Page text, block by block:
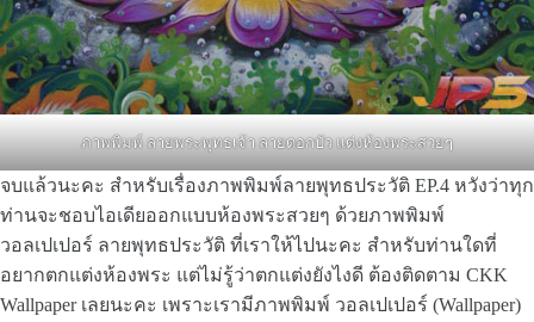
ภาพพิมพ์ ลายพระพุทธเจ้า ลายดอกบัว แต่งห้องพระสวยๆ
จบแล้วนะคะ สำหรับเรื่องภาพพิมพ์ลายพุทธประวัติ EP.4 หวังว่าทุก
ท่านจะชอบไอเดียออกแบบห้องพระสวยๆ ด้วยภาพพิมพ์
วอลเปเปอร์ ลายพุทธประวัติ ที่เราให้ไปนะคะ สำหรับท่านใดที่
อยากตกแต่งห้องพระ แต่ไม่รู้ว่าตกแต่งยังไงดี ต้องติดตาม CKK
Wallpaper เลยนะคะ เพราะเรามีภาพพิมพ์ วอลเปเปอร์ (Wallpaper)